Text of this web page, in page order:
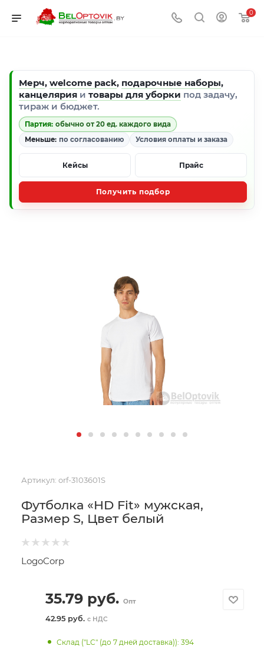
0
Мерч, welcome pack, подарочные наборы,
канцелярия и товары для уборки под задачу,
тираж и бюджет.
Партия: обычно от 20 ед. каждого вида
Меньше: по согласованию Условия оплаты и заказа
Кейсы Прайс
Получить подбор
Артикул: orf-3103601S
Футболка «HD Fit» мужская,
Размер S, Цвет белый
LogoCorp
35.79руб. Опт
42.95 руб. с НДС
Склад ("LC" (до 7 дней доставка)): 394